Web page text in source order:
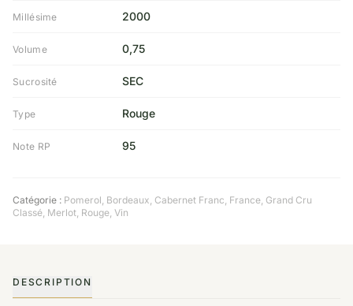
Millésime 2000
Volume 0,75
Sucrosité SEC
Type Rouge
Note RP 95
Catégorie : Pomerol, Bordeaux, Cabernet Franc, France, Grand Cru
Classé, Merlot, Rouge, Vin
DESCRIPTION